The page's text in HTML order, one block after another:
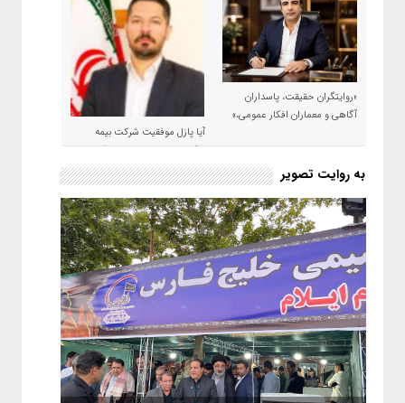
«روایتگران حقیقت، پاسداران
آگاهی و معماران افکار عمومی،»
آیا پازل موفقیت شرکت بیمه
حکمت صبا در سال ۱۴۰۵ کامل می
شود؟!
به روایت تصویر